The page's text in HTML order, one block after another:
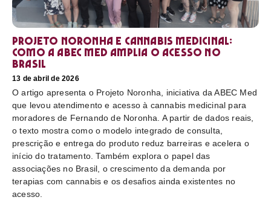
Projeto Noronha e cannabis medicinal:
como a ABEC Med amplia o acesso no
Brasil
13 de abril de 2026
O artigo apresenta o Projeto Noronha, iniciativa da ABEC Med
que levou atendimento e acesso à cannabis medicinal para
moradores de Fernando de Noronha. A partir de dados reais,
o texto mostra como o modelo integrado de consulta,
prescrição e entrega do produto reduz barreiras e acelera o
início do tratamento. Também explora o papel das
associações no Brasil, o crescimento da demanda por
terapias com cannabis e os desafios ainda existentes no
acesso.